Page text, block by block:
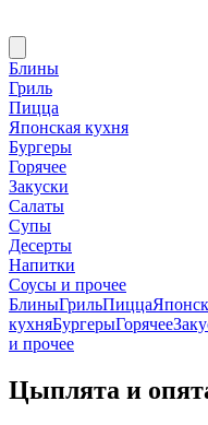
Блины
Гриль
Пицца
Японская кухня
Бургеры
Горячее
Закуски
Салаты
Супы
Десерты
Напитки
Соусы и прочее
БлиныГрильПицца
кухняБургерыГорячее
и прочее
Цыплята и